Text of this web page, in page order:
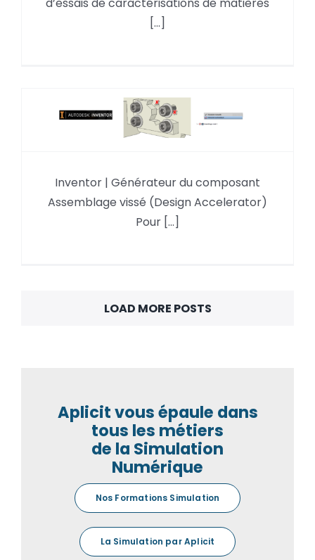
plastiques
d’essais de caractérisations de matières
[...]
Assemblage vissé (Design
Accelerator)
Inventor | Générateur du composant
Assemblage vissé (Design Accelerator)
Pour [...]
LOAD MORE POSTS
Aplicit vous épaule dans
tous les métiers
de la Simulation
Numérique
Nos Formations Simulation
La Simulation par Aplicit